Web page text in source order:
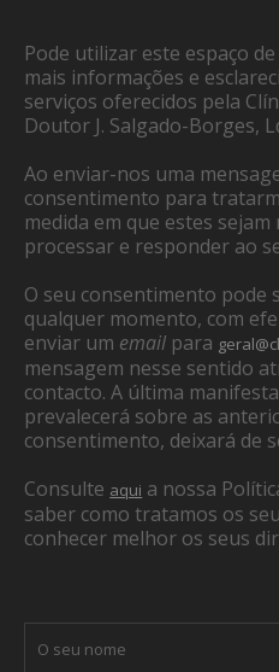
Pode utilizar este espaço
mais informações e
serviços oferecidos pela
Doutor J. Salgado-Borges,
Ao enviar-nos uma
consentimento para
medida em que estes
processar e responder ao
O seu consentimento
qualquer momento, com
enviar um email para
mensagem nesse sentido
contacto. A última
prevalecerá sobre as
consentimento, deixará de
Consulte aqui a nossa
saber como tratamos os
conhecer melhor os seus